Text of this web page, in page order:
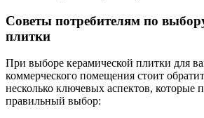
Советы потребителям по
плитки
При выборе керамической плитки для
коммерческого помещения стоит
несколько ключевых аспектов, которые
правильный выбор: